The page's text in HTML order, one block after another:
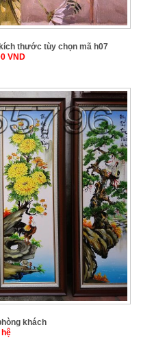
thước tùy chọn mã h07
VND
khách
hệ